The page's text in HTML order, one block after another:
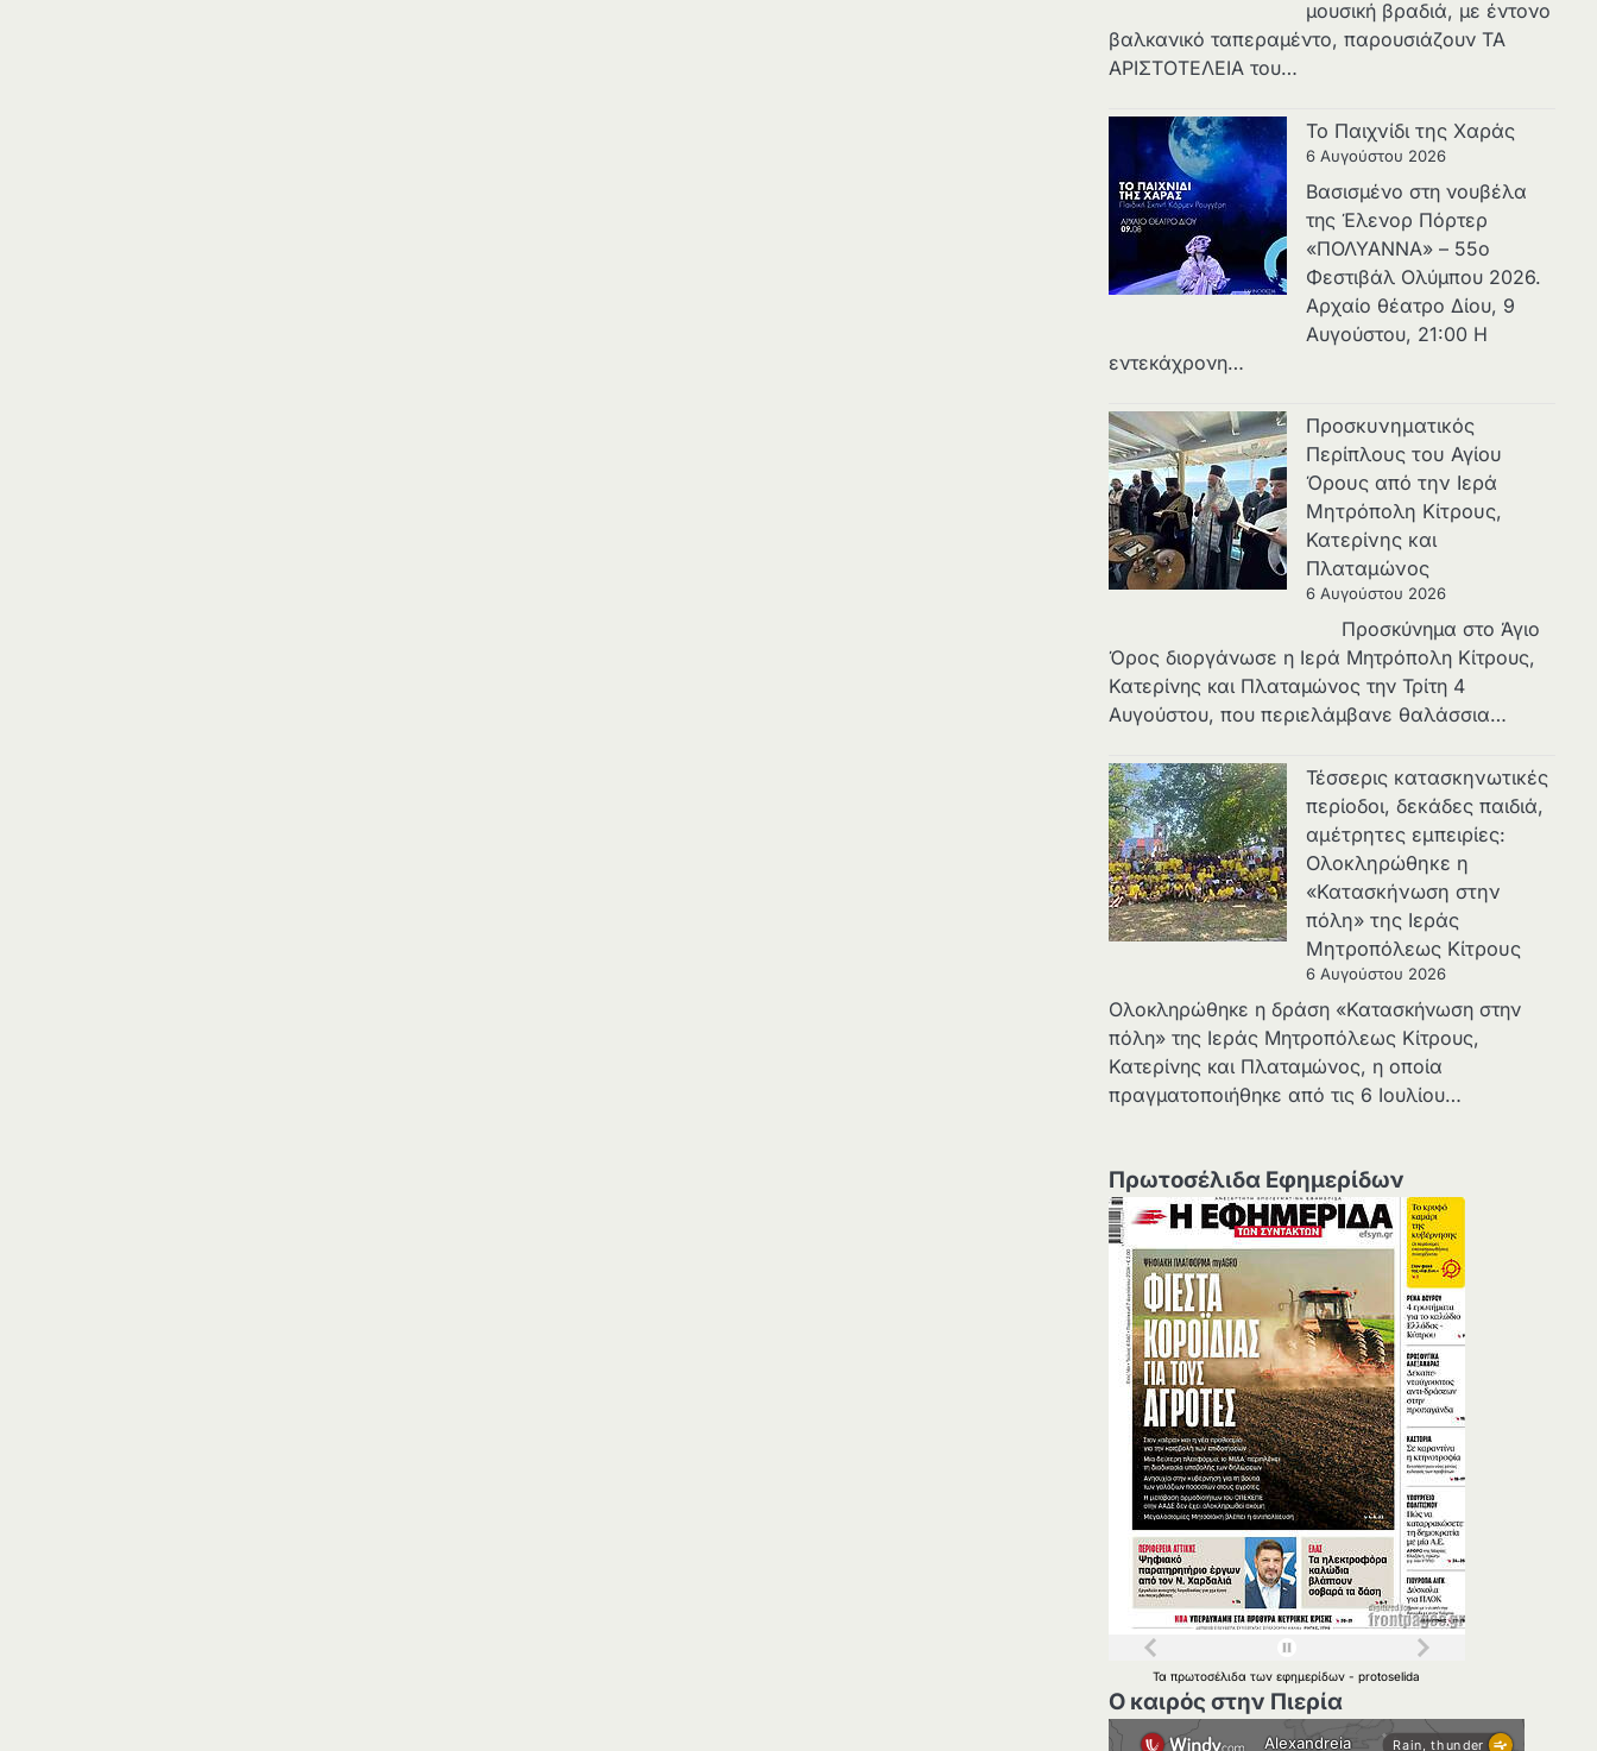
μουσική βραδιά, με έντονο
βαλκανικό ταπεραμέντο, παρουσιάζουν ΤΑ
ΑΡΙΣΤΟΤΕΛΕΙΑ του…
Το Παιχνίδι της Χαράς
6 Αυγούστου 2026
Βασισμένο στη νουβέλα
της Έλενορ Πόρτερ
«ΠΟΛΥΑΝΝΑ» – 55ο
Φεστιβάλ Ολύμπου 2026.
Αρχαίο θέατρο Δίου, 9
Αυγούστου, 21:00 Η
εντεκάχρονη…
Προσκυνηματικός
Περίπλους του Αγίου
Όρους από την Ιερά
Μητρόπολη Κίτρους,
Κατερίνης και
Πλαταμώνος
6 Αυγούστου 2026
Προσκύνημα στο Άγιο
Όρος διοργάνωσε η Ιερά Μητρόπολη Κίτρους,
Κατερίνης και Πλαταμώνος την Τρίτη 4
Αυγούστου, που περιελάμβανε θαλάσσια…
Τέσσερις κατασκηνωτικές
περίοδοι, δεκάδες παιδιά,
αμέτρητες εμπειρίες:
Ολοκληρώθηκε η
«Κατασκήνωση στην
πόλη» της Ιεράς
Μητροπόλεως Κίτρους
6 Αυγούστου 2026
Ολοκληρώθηκε η δράση «Κατασκήνωση στην
πόλη» της Ιεράς Μητροπόλεως Κίτρους,
Κατερίνης και Πλαταμώνος, η οποία
πραγματοποιήθηκε από τις 6 Ιουλίου…
Πρωτοσέλιδα Εφημερίδων
Ταπρωτοσέλιδατωνεφημερίδων-protoselida
Ο καιρός στην Πιερία